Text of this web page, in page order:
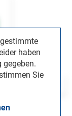
haben
Sie